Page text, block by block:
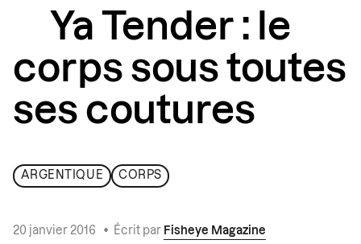
Ya Tender : le
corps sous toutes
ses coutures
ARGENTIQUE CORPS
20 janvier 2016 • Écrit par Fisheye Magazine